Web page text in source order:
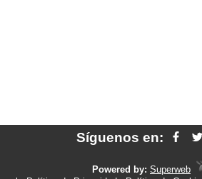
Síguenos en:
Powered by: Superweb